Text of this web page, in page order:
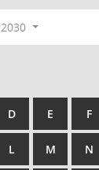
D E F
L M N